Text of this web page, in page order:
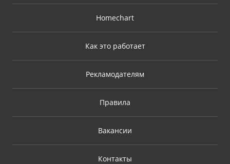
Homechart
Как это работает
Рекламодателям
Правила
Вакансии
Контакты